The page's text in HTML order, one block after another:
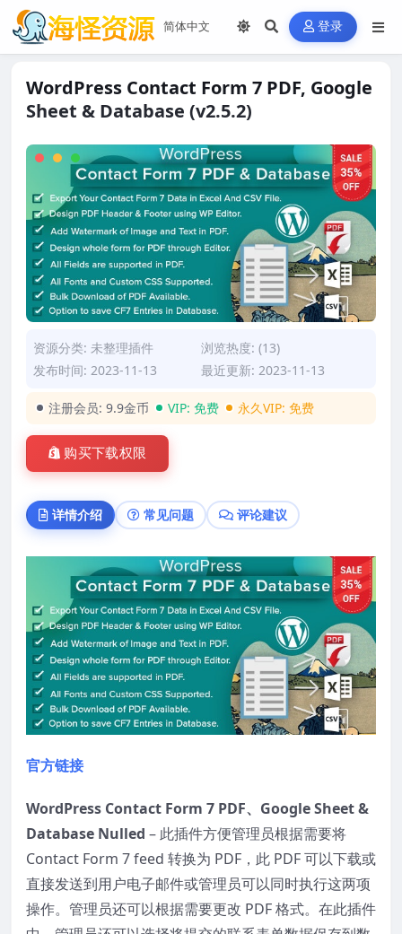
登录
WordPress Contact Form 7 PDF, Google
Sheet & Database (v2.5.2)
资源分类: 未整理插件
浏览热度: (13)
发布时间: 2023-11-13
最近更新: 2023-11-13
注册会员: 9.9金币 VIP: 免费 永久VIP: 免费
购买下载权限
详情介绍 常见问题 评论建议
官方链接
WordPress Contact Form 7 PDF、Google Sheet &
Database Nulled – 此插件方便管理员根据需要将
Contact Form 7 feed 转换为 PDF，此 PDF 可以下载或
直接发送到用户电子邮件或管理员可以同时执行这两项
操作。管理员还可以根据需要更改 PDF 格式。在此插件